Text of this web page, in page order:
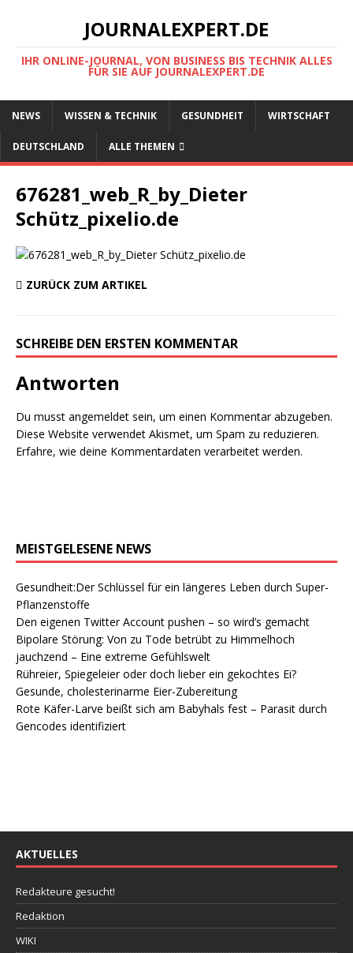
JOURNALEXPERT.DE
IHR ONLINE-JOURNAL, VON BUSINESS BIS TECHNIK ALLES
FÜR SIE AUF JOURNALEXPERT.DE
NEWS WISSEN & TECHNIK GESUNDHEIT WIRTSCHAFT
DEUTSCHLAND ALLE THEMEN
676281_web_R_by_Dieter
Schütz_pixelio.de
ZURÜCK ZUM ARTIKEL
SCHREIBE DEN ERSTEN KOMMENTAR
Antworten
Du musst angemeldet sein, um einen Kommentar abzugeben.
Diese Website verwendet Akismet, um Spam zu reduzieren.
Erfahre, wie deine Kommentardaten verarbeitet werden.
MEISTGELESENE NEWS
Gesundheit:Der Schlüssel für ein längeres Leben durch Super-
Pflanzenstoffe
Den eigenen Twitter Account pushen – so wird’s gemacht
Bipolare Störung: Von zu Tode betrübt zu Himmelhoch
jauchzend – Eine extreme Gefühlswelt
Rühreier, Spiegeleier oder doch lieber ein gekochtes Ei?
Gesunde, cholesterinarme Eier-Zubereitung
Rote Käfer-Larve beißt sich am Babyhals fest – Parasit durch
Gencodes identifiziert
AKTUELLES
Redakteure gesucht!
Redaktion
WIKI